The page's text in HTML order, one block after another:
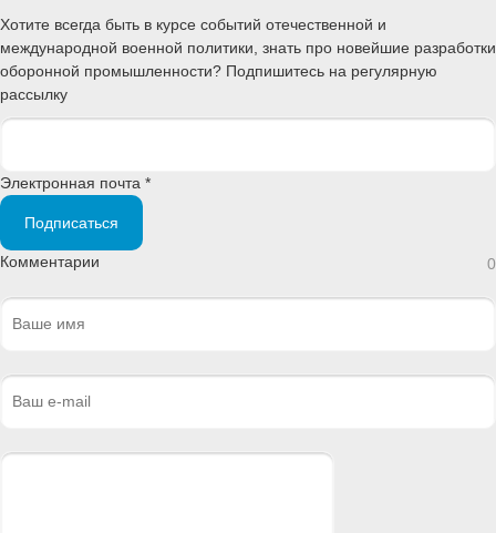
Хотите всегда быть в курсе событий отечественной и
международной военной политики, знать про новейшие разработки
оборонной промышленности? Подпишитесь на регулярную
рассылку
Электронная почта *
Подписаться
Комментарии 0